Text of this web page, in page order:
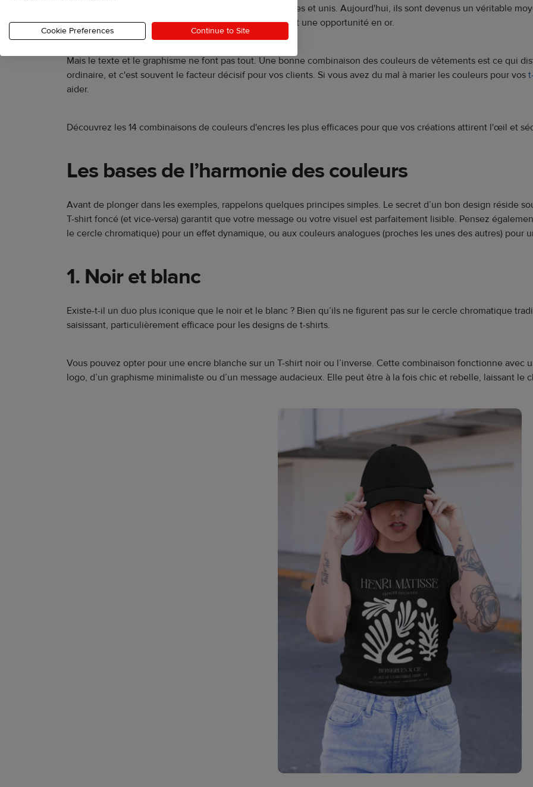
Fini le temps où les vêtements n'étaient que confortables et unis. Aujourd'hui, ils sont devenus un véritable
créer du lien. Pour les créateurs.rices comme vous, c'est une opportunité en or.
Mais le texte et le graphisme ne font pas tout. Une bonne combinaison des couleurs de vêtements est ce qui
ordinaire, et c'est souvent le facteur décisif pour vos clients. Si vous avez du mal à marier les couleurs pour vos
aider.
Découvrez les 14 combinaisons de couleurs d'encres les plus efficaces pour que vos créations attirent l'œil et
Les bases de l’harmonie des couleurs
Avant de plonger dans les exemples, rappelons quelques principes simples. Le secret d’un bon design réside
T-shirt foncé (et vice-versa) garantit que votre message ou votre visuel est parfaitement lisible. Pensez
le cercle chromatique) pour un effet dynamique, ou aux couleurs analogues (proches les unes des autres) pour
1. Noir et blanc
Existe-t-il un duo plus iconique que le noir et le blanc ? Bien qu’ils ne figurent pas sur le cercle chromatique
saisissant, particulièrement efficace pour les designs de t-shirts.
Vous pouvez opter pour une encre blanche sur un T-shirt noir ou l’inverse. Cette combinaison fonctionne avec
logo, d’un graphisme minimaliste ou d’un message audacieux. Elle peut être à la fois chic et rebelle, laissant le
Cookie Preferences Continue to Site